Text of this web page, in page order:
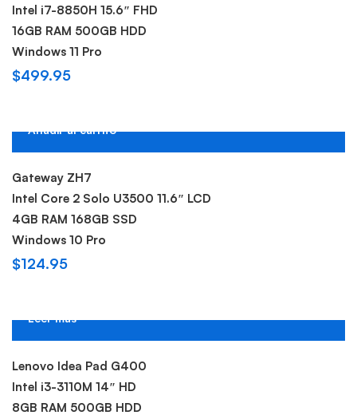
Intel i7-8850H 15.6″ FHD
16GB RAM 500GB HDD
Windows 11 Pro
$499.95
Añadir al carrito
Gateway ZH7
Intel Core 2 Solo U3500 11.6″ LCD
4GB RAM 168GB SSD
Windows 10 Pro
$124.95
Leer más
Lenovo Idea Pad G400
Intel i3-3110M 14″ HD
8GB RAM 500GB HDD